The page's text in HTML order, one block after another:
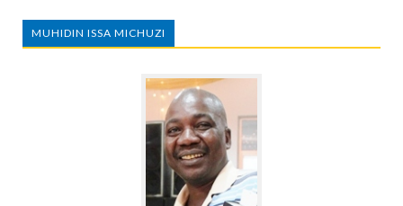
MUHIDIN ISSA MICHUZI